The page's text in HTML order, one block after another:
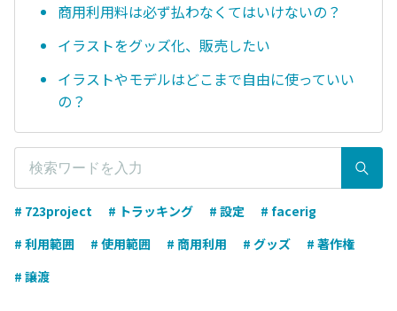
商用利用料は必ず払わなくてはいけないの？
イラストをグッズ化、販売したい
イラストやモデルはどこまで自由に使っていい
の？
# 723project # トラッキング # 設定
# facerig
# 利用範囲
# 使用範囲 # 商用利用 # グッズ
# 著作権
# 譲渡